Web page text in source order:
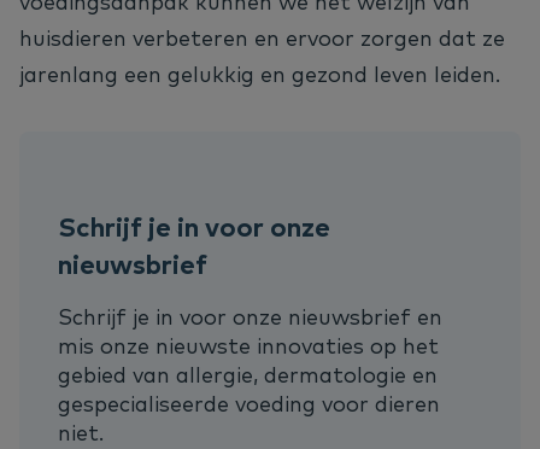
huisdieren verbeteren en ervoor zorgen dat ze
jarenlang een gelukkig en gezond leven leiden.
Schrijf je in voor onze
nieuwsbrief
Schrijf je in voor onze nieuwsbrief en
mis onze nieuwste innovaties op het
gebied van allergie, dermatologie en
gespecialiseerde voeding voor dieren
niet.